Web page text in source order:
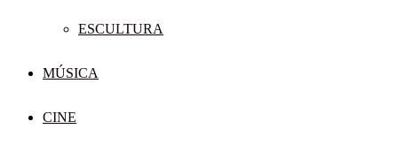
ESCULTURA
MÚSICA
CINE